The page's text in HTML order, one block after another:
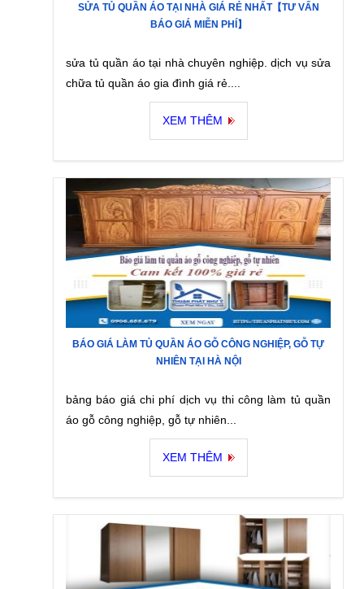
SỬA TỦ QUẦN ÁO TẠI NHÀ GIÁ RẺ NHẤT【TƯ VẤN
BÁO GIÁ MIỄN PHÍ】
sửa tủ quần áo tại nhà chuyên nghiệp. dịch vụ sửa
chữa tủ quần áo gia đình giá rẻ....
XEM THÊM
BÁO GIÁ LÀM TỦ QUẦN ÁO GỖ CÔNG NGHIỆP, GỖ TỰ
NHIÊN TẠI HÀ NỘI
bảng báo giá chi phí dịch vụ thi công làm tủ quần
áo gỗ công nghiệp, gỗ tự nhiên...
XEM THÊM